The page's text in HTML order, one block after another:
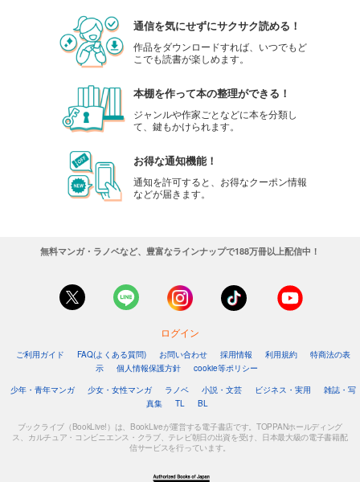
通信を気にせずにサクサク読める！
作品をダウンロードすれば、いつでもど
こでも読書が楽しめます。
本棚を作って本の整理ができる！
ジャンルや作家ごとなどに本を分類し
て、鍵もかけられます。
お得な通知機能！
通知を許可すると、お得なクーポン情報
などが届きます。
無料マンガ・ラノベなど、豊富なラインナップで188万冊以上配信中！
ログイン
ご利用ガイド FAQ(よくある質問) お問い合わせ 採用情報 利用規約
特商法の表
示
個人情報保護方針
cookie等ポリシー
少年・青年マンガ
少女・女性マンガ ラノベ 小説・文芸 ビジネス・実用
雑誌・写
真集
TL BL
ブックライブ（BookLive!）は、BookLiveが運営する電子書店です。TOPPANホールディング
ス、カルチュア・コンビニエンス・クラブ、テレビ朝日の出資を受け、日本最大級の電子書籍配
信サービスを行っています。